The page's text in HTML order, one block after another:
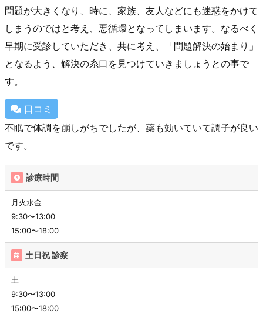
問題が大きくなり、時に、家族、友人などにも迷惑をかけて
しまうのではと考え、悪循環となってしまいます。なるべく
早期に受診していただき、共に考え、「問題解決の始まり」
となるよう、解決の糸口を見つけていきましょうとの事で
す。
口コミ
不眠で体調を崩しがちでしたが、薬も効いていて調子が良い
です。
診療時間
月火水金
9:30〜13:00
15:00〜18:00
土日祝 診察
土
9:30〜13:00
15:00〜18:00